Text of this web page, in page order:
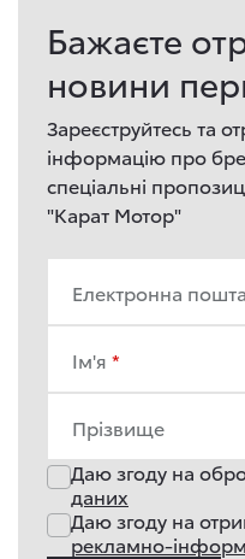
Бажаєте
новини
Зареєструйтесь та
інформацію про
спеціальні
"Карат Мотор"
Електронна пошта
Ім'я
Прізвище
Даю згоду на
даних
Даю згоду на
рекламно-